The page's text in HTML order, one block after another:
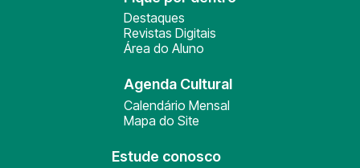
Destaques
Revistas Digitais
Área do Aluno
Agenda Cultural
Calendário Mensal
Mapa do Site
Estude conosco